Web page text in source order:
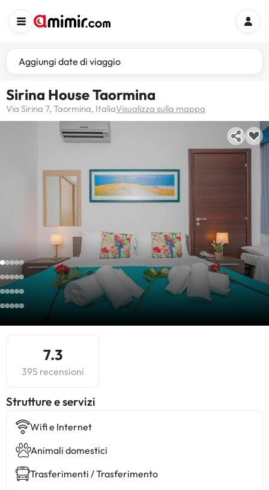
Aggiungi date di viaggio
Sirina House Taormina
Via Sirina 7, Taormina, ItaliaVisualizza sulla mappa
7.3
395 recensioni
​Strutture e servizi
Wifi e Internet
Animali domestici
Trasferimenti / Trasferimento